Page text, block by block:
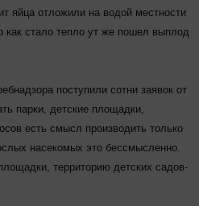
яйца отложили на водой местности
как стало тепло ут же пошел выплод
поступили сотни заявок от
парки, детские площадки,
есть смысл производить только
насекомых это бессмысленно.
территорию детских садов-